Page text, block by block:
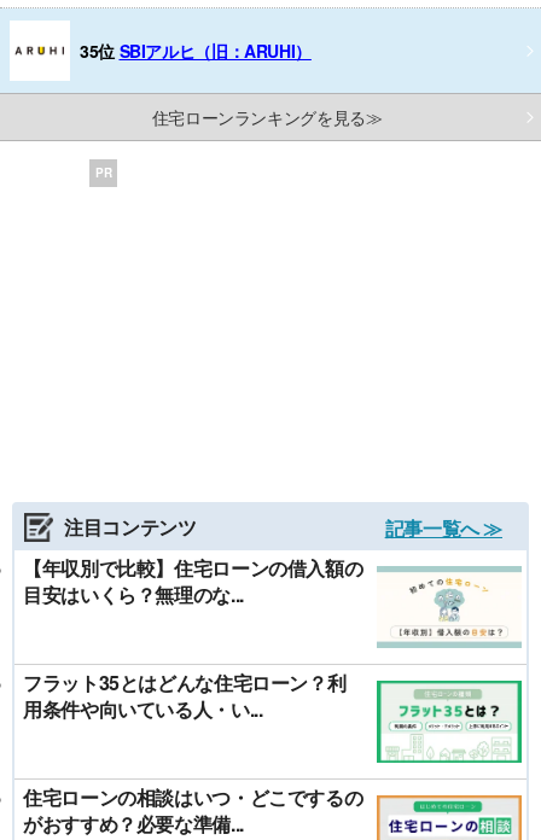
35位 SBIアルヒ（旧：ARUHI）
住宅ローンランキングを見る≫
PR
注目コンテンツ
記事一覧へ ≫
【年収別で比較】住宅ローンの借入額の
目安はいくら？無理のな...
フラット35とはどんな住宅ローン？利
用条件や向いている人・い...
住宅ローンの相談はいつ・どこでするの
がおすすめ？必要な準備...